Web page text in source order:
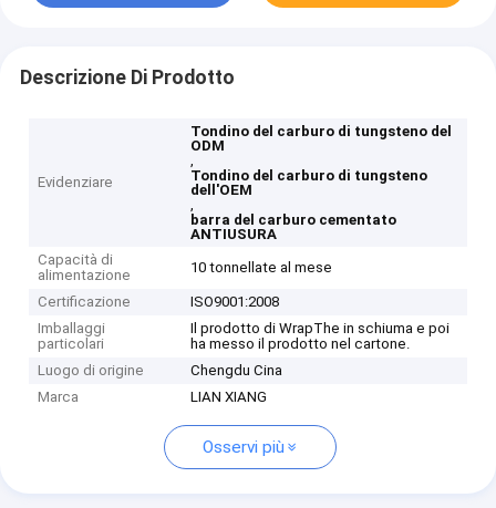
Descrizione Di Prodotto
Evidenziare
Tondino del carburo di tungsteno del
ODM
,
Tondino del carburo di tungsteno
dell'OEM
,
barra del carburo cementato
ANTIUSURA
Capacità di
alimentazione
10 tonnellate al mese
Certificazione
ISO9001:2008
Imballaggi
particolari
Il prodotto di WrapThe in schiuma e poi
ha messo il prodotto nel cartone.
Luogo di origine
Chengdu Cina
Marca
LIAN XIANG
Osservi più